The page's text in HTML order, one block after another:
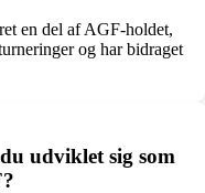
en del af AGF-holdet,
og har bidraget
udviklet sig som